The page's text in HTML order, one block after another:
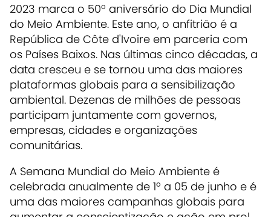
2023 marca o 50º aniversário do Dia Mundial
do Meio Ambiente. Este ano, o anfitrião é a
República de Côte d'Ivoire em parceria com
os Países Baixos. Nas últimas cinco décadas, a
data cresceu e se tornou uma das maiores
plataformas globais para a sensibilização
ambiental. Dezenas de milhões de pessoas
participam juntamente com governos,
empresas, cidades e organizações
comunitárias.
A Semana Mundial do Meio Ambiente é
celebrada anualmente de 1º a 05 de junho e é
uma das maiores campanhas globais para